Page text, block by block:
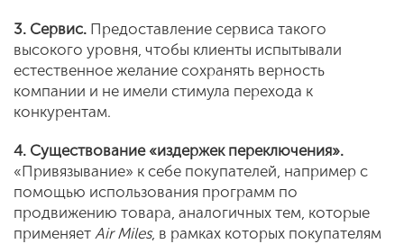
3. Сервис. Предоставление сервиса такого
высокого уровня, чтобы клиенты испытывали
естественное желание сохранять верность
компании и не имели стимула перехода к
конкурентам.
4. Существование «издержек переключения».
«Привязывание» к себе покупателей, например с
помощью использования программ по
продвижению товара, аналогичных тем, которые
применяет Air Miles, в рамках которых покупателям